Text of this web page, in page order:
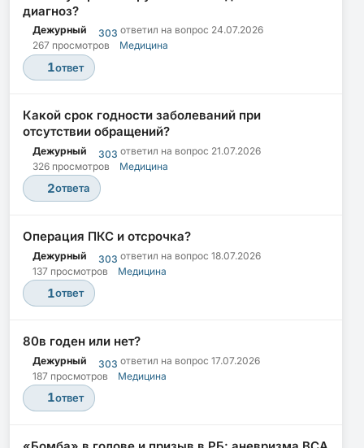
диагноз?
Дежурный 303 ответил на вопрос 24.07.2026
267 просмотров
Медицина
1ответ
Какой срок годности заболеваний при
отсутствии обращений?
Дежурный 303 ответил на вопрос 21.07.2026
326 просмотров
Медицина
2ответа
Операция ПКС и отсрочка?
Дежурный 303 ответил на вопрос 18.07.2026
137 просмотров
Медицина
1ответ
80в годен или нет?
Дежурный 303 ответил на вопрос 17.07.2026
187 просмотров
Медицина
1ответ